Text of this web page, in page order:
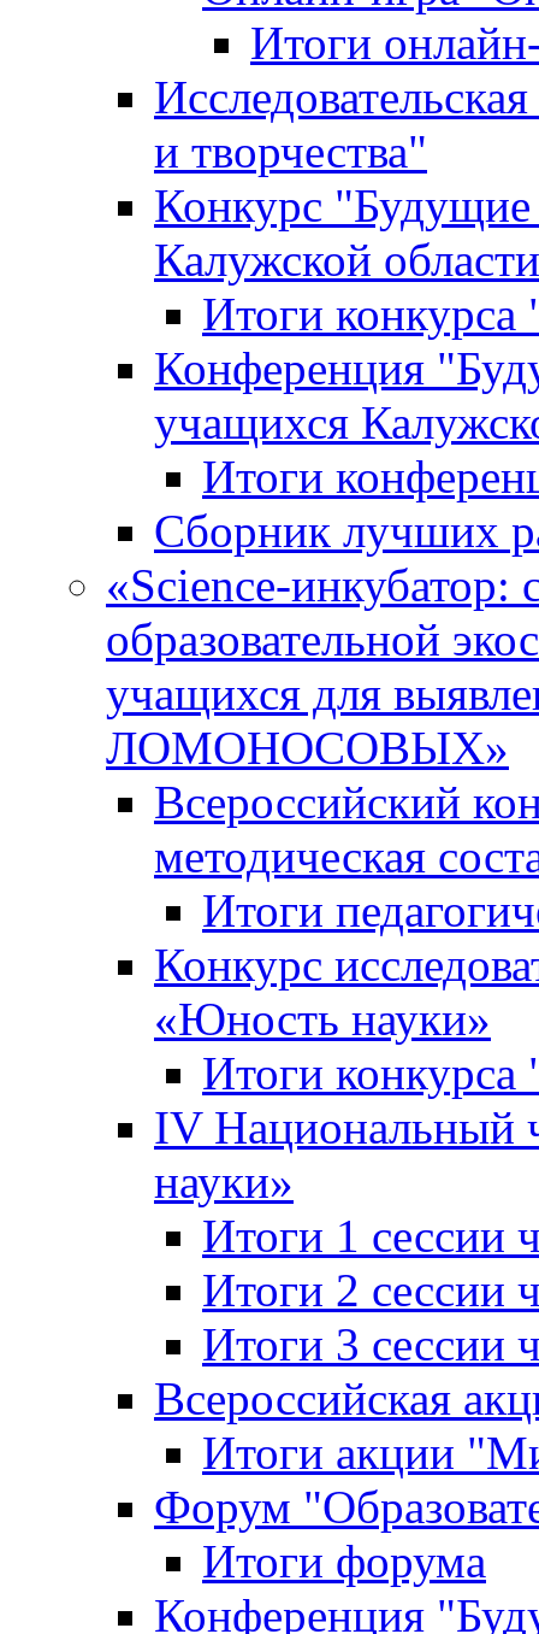
Итоги
и творчества"
Конкурс
Калужской области
Итоги
Конференция
учащихся
Итоги
Сборник лучших
«Science-инкубатор:
образовательной
учащихся для
ЛОМОНОСОВЫХ»
Всероссийский
методическая
Итоги
Конкурс
«Юность науки»
Итоги
IV
науки»
Итоги 1 сессии
Итоги 2 сессии
Итоги 3 сессии
Всероссийская
Итоги акции
Форум
Итоги форума
Конференция